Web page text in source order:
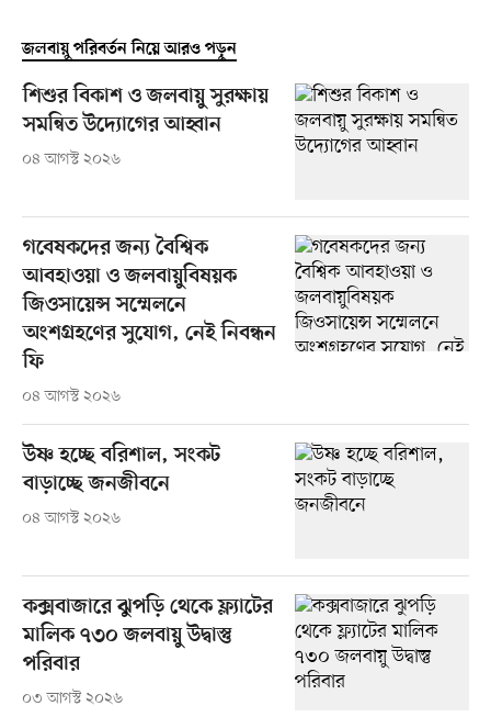
জলবায়ু পরিবর্তন নিয়ে আরও পড়ুন
শিশুর বিকাশ ও জলবায়ু সুরক্ষায়
সমন্বিত উদ্যোগের আহ্বান
০৪ আগস্ট ২০২৬
গবেষকদের জন্য বৈশ্বিক
আবহাওয়া ও জলবায়ুবিষয়ক
জিওসায়েন্স সম্মেলনে
অংশগ্রহণের সুযোগ, নেই নিবন্ধন
ফি
০৪ আগস্ট ২০২৬
উষ্ণ হচ্ছে বরিশাল, সংকট
বাড়াচ্ছে জনজীবনে
০৪ আগস্ট ২০২৬
কক্সবাজারে ঝুপড়ি থেকে ফ্ল্যাটের
মালিক ৭৩০ জলবায়ু উদ্বাস্তু
পরিবার
০৩ আগস্ট ২০২৬